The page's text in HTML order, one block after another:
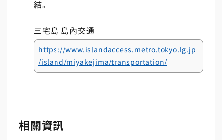
結。
三宅島 島內交通
https://www.islandaccess.metro.tokyo.lg.jp
/island/miyakejima/transportation/
相關資訊